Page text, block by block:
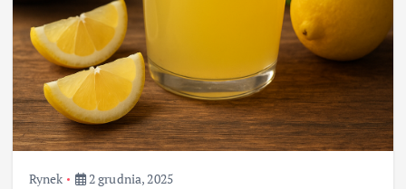
Rynek 2 grudnia, 2025